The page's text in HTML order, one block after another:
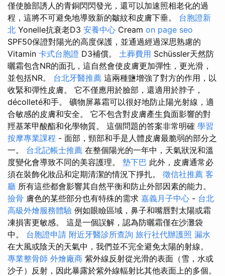
僅使臉部誘人的青銅閃閃發光，還可以加速照相老化的過
程，這將不可避免地導致新的皺紋和皮膚下垂。 台胞證新
北 Yonelle抗衰老D3 安養中心 Cream on page seo
SPF50保證對陽光的高度保護，並通過經過深思熟慮的
Vitamin 卡式台胞證 D3補償。 土葬費用 Schüssler天然防
曬霜包含NR的面孔，這自然會使皮膚更加彈性，更光滑，
並包括NR。 台北牙醫推薦 這兩種鹽增強了對方的作用，以
收緊和彈性皮膚。 它不僅應用於臉部，還適用於脖子，
décolleté和手。 礦物屏幕霜可以很好地防止陽光射線，適
合敏感的皮膚和安全。 它不包含對皮膚產生負面影響的對
羥基苯甲酸酯和化學物質。 這個問題的答案非常明確 學習
按摩專業課程 - 面部，頸部和手是人體皮膚最脆弱的部分之
一。 台北記帳士推薦 在整個陽光的一年中，天氣狀況和溫
度變化會導致不同的美容護理。 墊下巴 此外，皮膚通常必
須在裝飾化妝品和定期清潔的情況下掙扎。 徵信社推薦 客
廳 所有這些都會影響其自然平衡和防止外部因素的能力。
撿骨 膚色的某些部分也有特殊的需求 嘉義月子中心 - 台北
高級外燴服務體驗 例如眼瞼區域，鼻子和嘴唇對太陽或霜
凍損害更敏感。 這是一個誤解，認為防曬霜僅在沙灘袋
中。 台胞證申請 附近牙醫診所查詢 旅行社代辦護照 漏水
在大風或陰天的天氣中，我們並不完全避免太陽的射線。
專業整骨師 外燴廠商 紫外線反射從光滑的表面（雪，水或
沙子）反射，因此暴露於紫外線輻射比其他表面上的多個。